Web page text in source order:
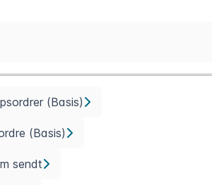
(Basis)
(Basis)
sendt